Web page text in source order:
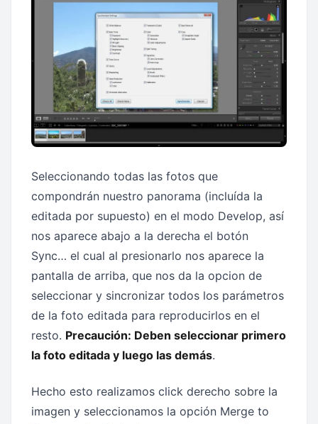
Seleccionando todas las fotos que
compondrán nuestro panorama (incluída la
editada por supuesto) en el modo Develop, así
nos aparece abajo a la derecha el botón
Sync… el cual al presionarlo nos aparece la
pantalla de arriba, que nos da la opcion de
seleccionar y sincronizar todos los parámetros
de la foto editada para reproducirlos en el
resto. Precaución: Deben seleccionar primero
la foto editada y luego las demás.
Hecho esto realizamos click derecho sobre la
imagen y seleccionamos la opción Merge to